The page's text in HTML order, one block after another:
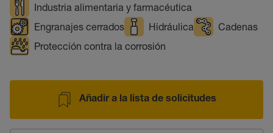
Industria alimentaria y farmacéutica
Engranajes cerrados
Hidráulica
Cadenas
Protección contra la corrosión
Añadir a la lista de solicitudes